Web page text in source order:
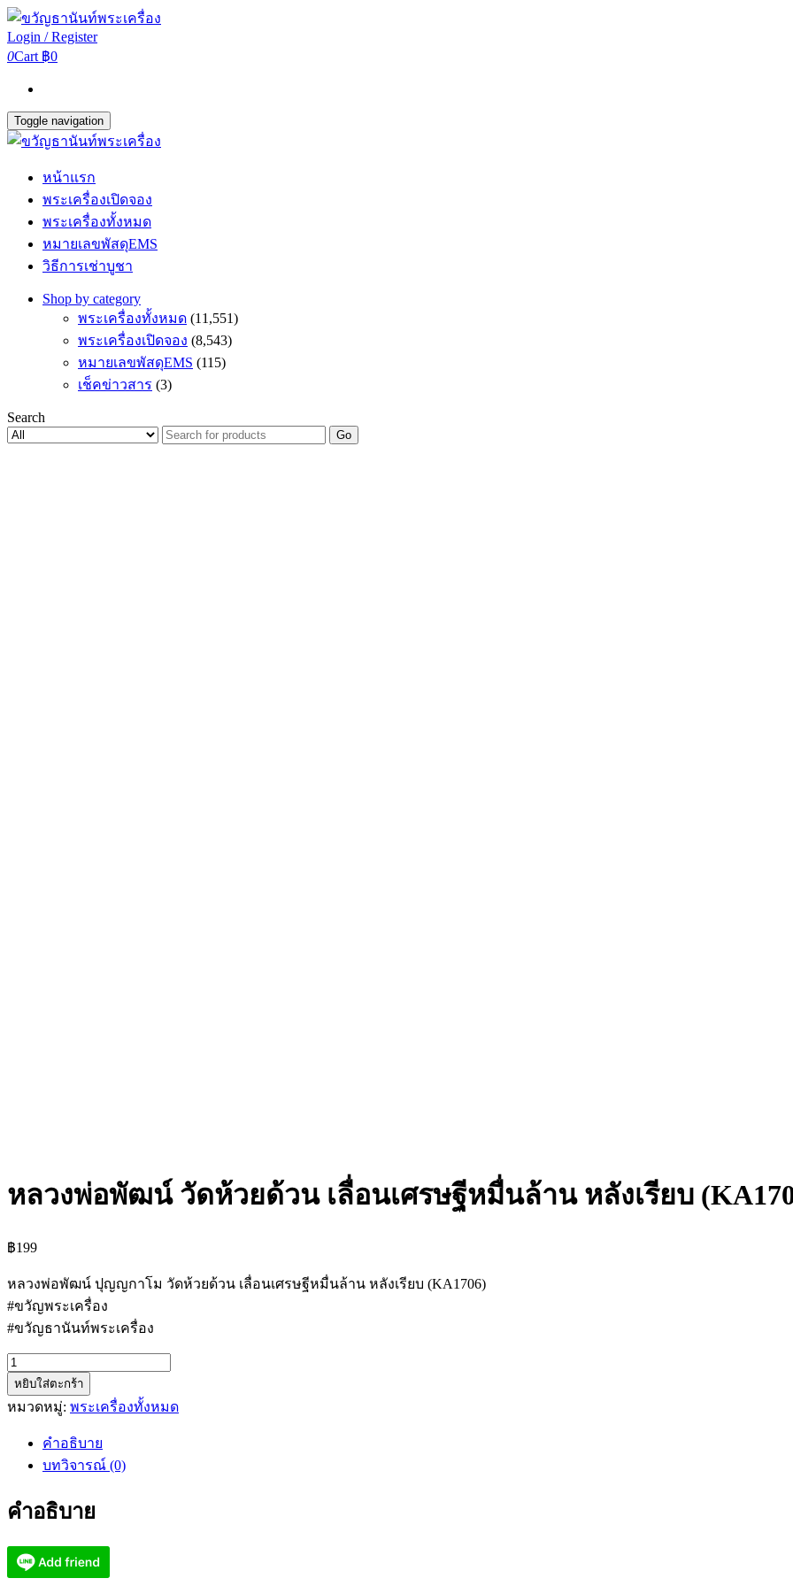
Login / Register
0Cart ฿0
Toggle navigation
หน้าแรก
พระเครื่องเปิดจอง
พระเครื่องทั้งหมด
หมายเลขพัสดุEMS
วิธีการเช่าบูชา
Shop by category
พระเครื่องทั้งหมด (11,551)
พระเครื่องเปิดจอง (8,543)
หมายเลขพัสดุEMS (115)
เช็คข่าวสาร (3)
Search
Go
หลวงพ่อพัฒน์ วัดห้วยด้วน เลื่อนเศรษฐีหมื่นล้าน หลังเรียบ
฿199
หลวงพ่อพัฒน์ ปุญญกาโม วัดห้วยด้วน เลื่อนเศรษฐีหมื่นล้าน หลังเรียบ (KA1706)
#ขวัญพระเครื่อง
#ขวัญธานันท์พระเครื่อง
จำนวน
หลวง
พ่อ
เลื่อน
หมื่น
หยิบใส่ตะกร้า
หมวดหมู่: พระเครื่องทั้งหมด
คำอธิบาย
บทวิจารณ์ (0)
คำอธิบาย